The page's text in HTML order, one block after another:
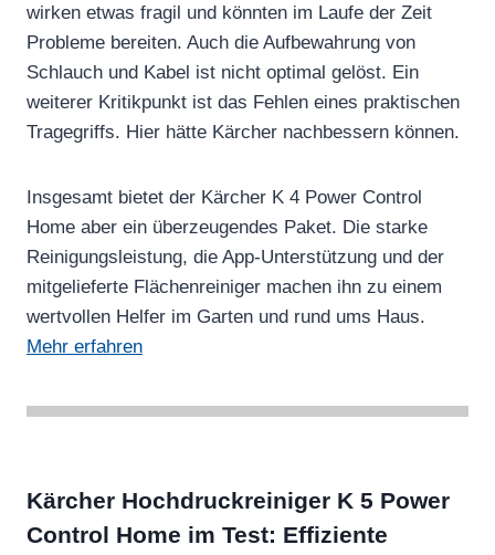
wirken etwas fragil und könnten im Laufe der Zeit
Probleme bereiten. Auch die Aufbewahrung von
Schlauch und Kabel ist nicht optimal gelöst. Ein
weiterer Kritikpunkt ist das Fehlen eines praktischen
Tragegriffs. Hier hätte Kärcher nachbessern können.
Insgesamt bietet der Kärcher K 4 Power Control
Home aber ein überzeugendes Paket. Die starke
Reinigungsleistung, die App-Unterstützung und der
mitgelieferte Flächenreiniger machen ihn zu einem
wertvollen Helfer im Garten und rund ums Haus.
Mehr erfahren
Kärcher Hochdruckreiniger K 5 Power
Control Home im Test: Effiziente